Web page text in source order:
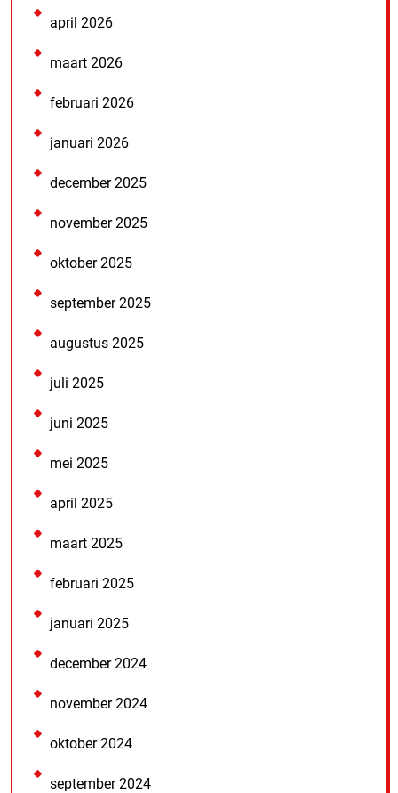
april 2026
maart 2026
februari 2026
januari 2026
december 2025
november 2025
oktober 2025
september 2025
augustus 2025
juli 2025
juni 2025
mei 2025
april 2025
maart 2025
februari 2025
januari 2025
december 2024
november 2024
oktober 2024
september 2024